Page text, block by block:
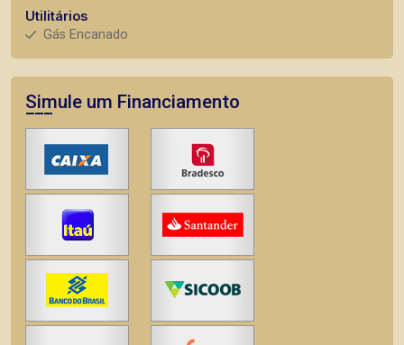
Utilitários
Gás Encanado
Simule um Financiamento